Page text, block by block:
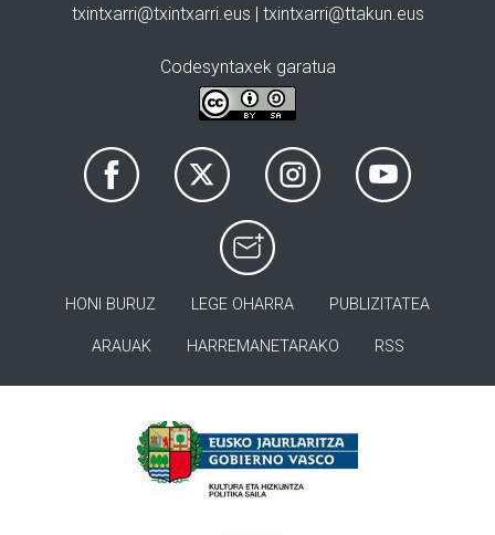
txintxarri@txintxarri.eus | txintxarri@ttakun.eus
Codesyntaxek garatua
HONI BURUZ LEGE OHARRA PUBLIZITATEA
ARAUAK HARREMANETARAKO RSS